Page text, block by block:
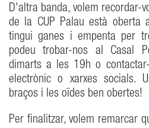
D'altra banda, volem recordar-
de la CUP Palau està oberta
tingui ganes i empenta per
podeu trobar-nos al Casal
dimarts a les 19h o
electrònic o xarxes socials.
braços i les oïdes ben obertes!
Per finalitzar, volem remarcar